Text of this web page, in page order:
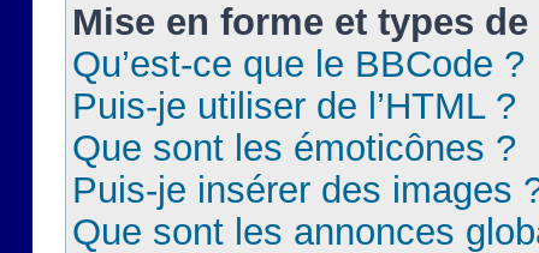
Mise en forme et types
Qu’est-ce que le BBCode ?
Puis-je utiliser de l’HTML ?
Que sont les émoticônes ?
Puis-je insérer des images
Que sont les annonces